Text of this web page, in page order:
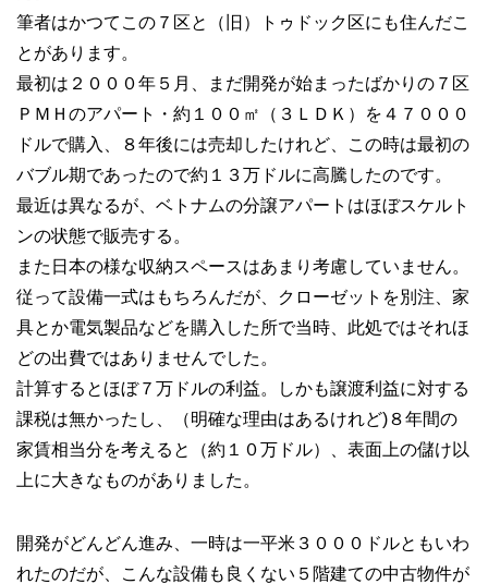
筆者はかつてこの７区と（旧）トゥドック区にも住んだこ
とがあります。
最初は２０００年５月、まだ開発が始まったばかりの７区
ＰＭＨのアパート・約１００㎡（３ＬＤＫ）を４７０００
ドルで購入、８年後には売却したけれど、この時は最初の
バブル期であったので約１３万ドルに高騰したのです。
最近は異なるが、ベトナムの分譲アパートはほぼスケルト
ンの状態で販売する。
また日本の様な収納スペースはあまり考慮していません。
従って設備一式はもちろんだが、クローゼットを別注、家
具とか電気製品などを購入した所で当時、此処ではそれほ
どの出費ではありませんでした。
計算するとほぼ７万ドルの利益。しかも譲渡利益に対する
課税は無かったし、（明確な理由はあるけれど)８年間の
家賃相当分を考えると（約１０万ドル）、表面上の儲け以
上に大きなものがありました。
開発がどんどん進み、一時は一平米３０００ドルともいわ
れたのだが、こんな設備も良くない５階建ての中古物件が